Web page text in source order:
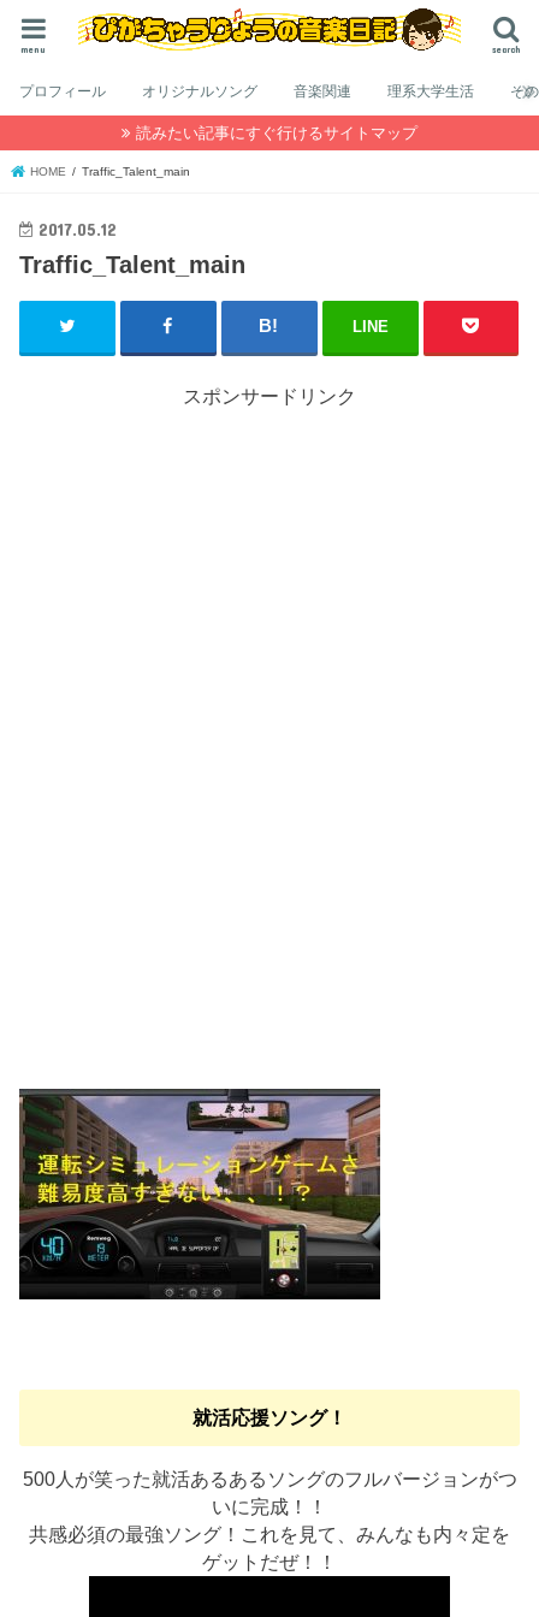
search
menu
プロフィール オリジナルソング 音楽関連 理系大学生活 そ
読みたい記事にすぐ行けるサイトマップ
HOME Traffic_Talent_main
2017.05.12
Traffic_Talent_main
LINE
スポンサードリンク
就活応援ソング！
500人が笑った就活あるあるソングのフルバージョンがつ
いに完成！！
共感必須の最強ソング！これを見て、みんなも内々定を
ゲットだぜ！！